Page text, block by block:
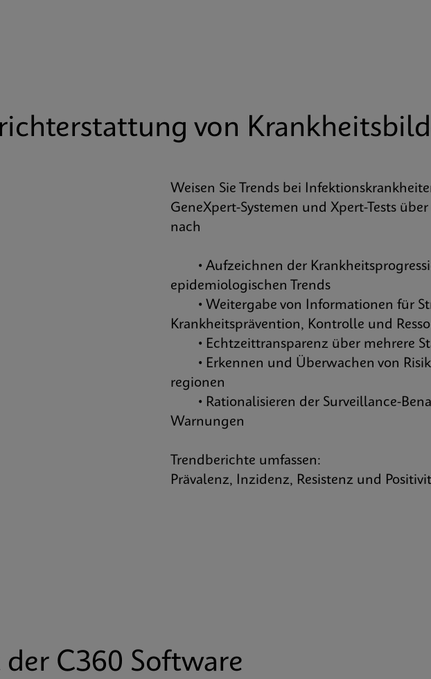
von
Weisen Sie Trends bei
GeneXpert-Systemen und Xpert-Tests
nach
• Aufzeichnen der
epidemiologischen Trends
• Weitergabe von Informationen für
Krankheitsprävention, Kontrolle und
• Echtzeittransparenz über mehrere
• Erkennen und Überwachen von
regionen
• Rationalisieren der Surveillance-
Warnungen
Trendberichte umfassen:
Prävalenz, Inzidenz, Resistenz und
der C360 Software